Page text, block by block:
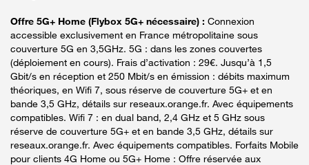
Offre 5G+ Home (Flybox 5G+ nécessaire) : Connexion
accessible exclusivement en France métropolitaine sous
couverture 5G en 3,5GHz. 5G : dans les zones couvertes
(déploiement en cours). Frais d’activation : 29€. Jusqu’à 1,5
Gbit/s en réception et 250 Mbit/s en émission : débits maximum
théoriques, en Wifi 7, sous réserve de couverture 5G+ et en
bande 3,5 GHz, détails sur reseaux.orange.fr. Avec équipements
compatibles. Wifi 7 : en dual band, 2,4 GHz et 5 GHz sous
réserve de couverture 5G+ et en bande 3,5 GHz, détails sur
reseaux.orange.fr. Avec équipements compatibles. Forfaits Mobile
pour clients 4G Home ou 5G+ Home : Offre réservée aux